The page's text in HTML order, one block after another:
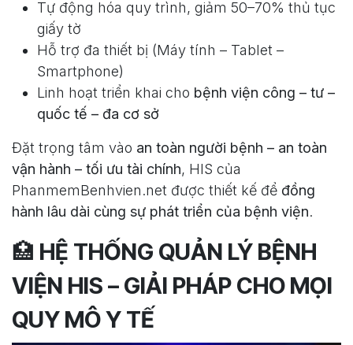
Tự động hóa quy trình, giảm 50–70% thủ tục
giấy tờ
Hỗ trợ đa thiết bị (Máy tính – Tablet –
Smartphone)
Linh hoạt triển khai cho bệnh viện công – tư –
quốc tế – đa cơ sở
Đặt trọng tâm vào an toàn người bệnh – an toàn
vận hành – tối ưu tài chính, HIS của
PhanmemBenhvien.net được thiết kế để đồng
hành lâu dài cùng sự phát triển của bệnh viện.
🏥 HỆ THỐNG QUẢN LÝ BỆNH
VIỆN HIS – GIẢI PHÁP CHO MỌI
QUY MÔ Y TẾ